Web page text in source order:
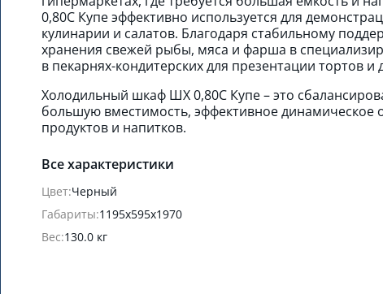
0,80С Купе эффективно используется для
кулинарии и салатов. Благодаря стабильному
хранения свежей рыбы, мяса и фарша в
в пекарнях-кондитерских для презентации тортов
Холодильный шкаф ШХ 0,80С Купе – это
большую вместимость, эффективное динамическое
продуктов и напитков.
Все характеристики
Цвет:Черный
Габариты:1195х595х1970
Вес:130.0 кг